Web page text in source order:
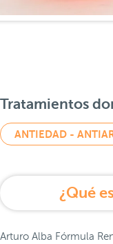
Tratamientos
ANTIEDAD -
¿Qué
Arturo Alba Fórmula